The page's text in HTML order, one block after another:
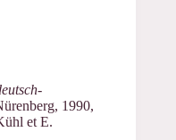
1990,
et E.